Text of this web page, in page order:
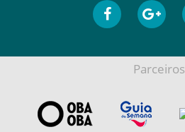
Parceiros